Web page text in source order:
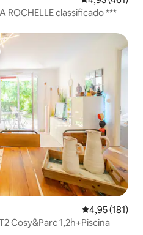
DIEM Hiper centro LA ROCHELLE classificado ***
hóspedes
4,95 de uma
4,95 (181)
Cosy&Parc 1,2h+Piscina